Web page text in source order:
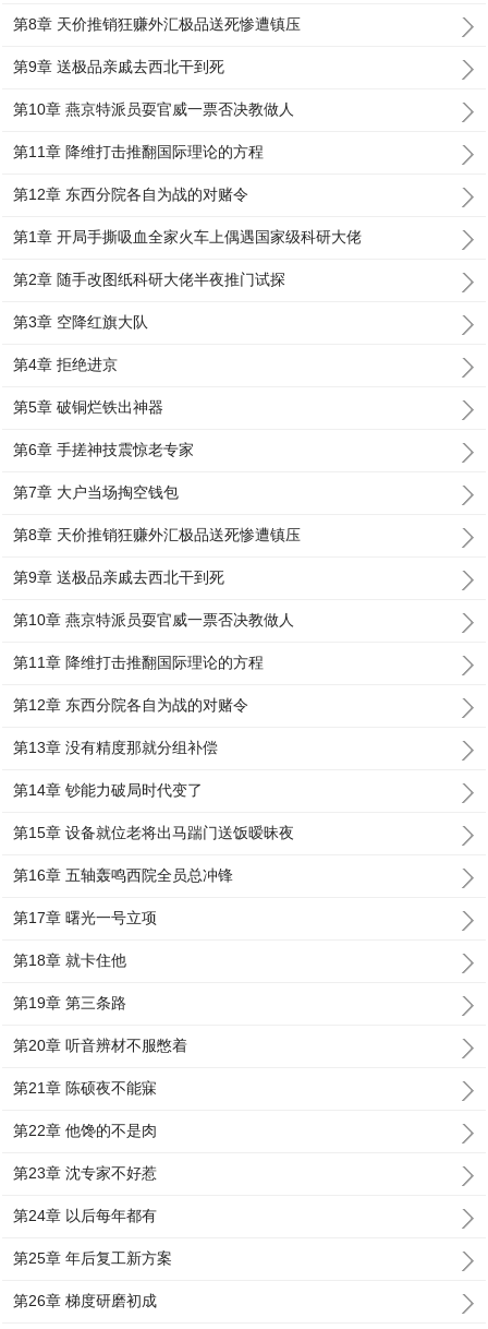
第8章 天价推销狂赚外汇极品送死惨遭镇压
第9章 送极品亲戚去西北干到死
第10章 燕京特派员耍官威一票否决教做人
第11章 降维打击推翻国际理论的方程
第12章 东西分院各自为战的对赌令
第1章 开局手撕吸血全家火车上偶遇国家级科研大佬
第2章 随手改图纸科研大佬半夜推门试探
第3章 空降红旗大队
第4章 拒绝进京
第5章 破铜烂铁出神器
第6章 手搓神技震惊老专家
第7章 大户当场掏空钱包
第8章 天价推销狂赚外汇极品送死惨遭镇压
第9章 送极品亲戚去西北干到死
第10章 燕京特派员耍官威一票否决教做人
第11章 降维打击推翻国际理论的方程
第12章 东西分院各自为战的对赌令
第13章 没有精度那就分组补偿
第14章 钞能力破局时代变了
第15章 设备就位老将出马踹门送饭暧昧夜
第16章 五轴轰鸣西院全员总冲锋
第17章 曙光一号立项
第18章 就卡住他
第19章 第三条路
第20章 听音辨材不服憋着
第21章 陈硕夜不能寐
第22章 他馋的不是肉
第23章 沈专家不好惹
第24章 以后每年都有
第25章 年后复工新方案
第26章 梯度研磨初成